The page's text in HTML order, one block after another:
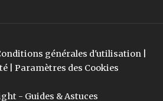
générales d'utilisation
| Paramètres des Cookies
- Guides & Astuces